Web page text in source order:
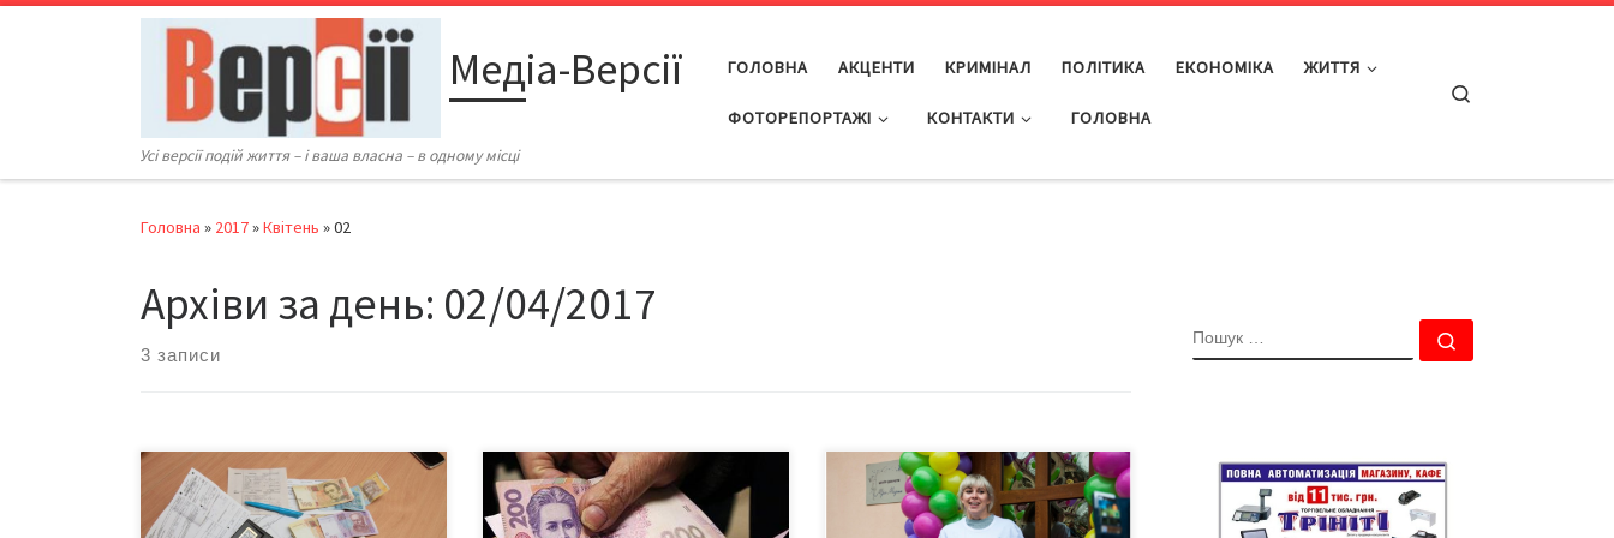
Перейти до вмісту
Медіа-Версії
Усі версії подій життя – і ваша власна – в одному місці
ГОЛОВНА АКЦЕНТИ КРИМІНАЛ ПОЛІТИКА ЕКОНОМІКА ЖИТТЯ
ФОТОРЕПОРТАЖІ КОНТАКТИ ГОЛОВНА
Головна » 2017»Квітень »02
Архіви за день: 02/04/2017
3 записи
Порятунок від шалених тарифів –
скорочення енерговитрат через
енергоаудит Протиставлення у
Мало хто в Україні здатен
самостійно вирахувати, яку пенсію
має отримувати: формула складна й
У Кризовому центрі матері та
дитини зможуть знайти прихисток
неблагополучні сім’ї – Щоби цей
ПОШУК